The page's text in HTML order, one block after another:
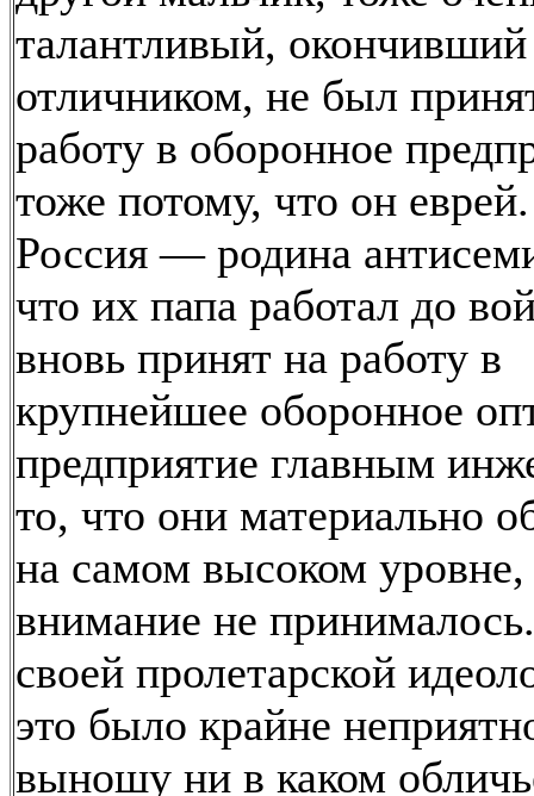
талантливый, окончивший
отличником, не был
работу в оборонное
тоже потому, что он
Россия — родина
что их папа работал до
вновь принят на работу в
крупнейшее оборонное
предприятие главным
то, что они материально
на самом высоком уровне,
внимание не
своей пролетарской
это было крайне
выношу ни в каком